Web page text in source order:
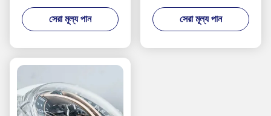
অপটিক্যাল-এর জন্য
সেরা মূল্য পান
<001>/<110> অপটিক্যাল
রিসার্চের জন্য ওরিয়েন্টেশন
সেরা মূল্য পান